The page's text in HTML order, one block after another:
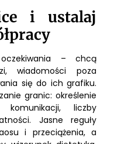
i ustalaj
– chcą
wiadomości poza
się do ich grafiku.
granic: określenie
komunikacji, liczby
Jasne reguły
i przeciążenia, a